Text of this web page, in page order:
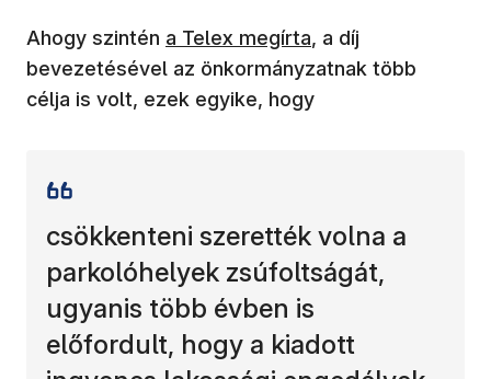
Ahogy szintén (új ablakban nyílik meg)
a Telex megírta, a díj
bevezetésével az önkormányzatnak több
célja is volt, ezek egyike, hogy
csökkenteni szerették volna a
parkolóhelyek zsúfoltságát,
ugyanis több évben is
előfordult, hogy a kiadott